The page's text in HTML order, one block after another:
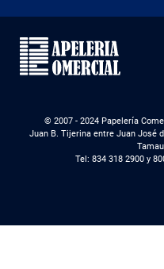
© 2007 - 2024 Papelería
Juan B. Tijerina entre Juan José
Tel: 834 318 2900 y